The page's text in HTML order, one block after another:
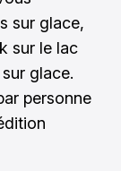
sur glace,
sur le lac
glace.
personne